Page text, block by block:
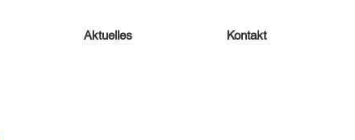
Aktuelles Kontakt